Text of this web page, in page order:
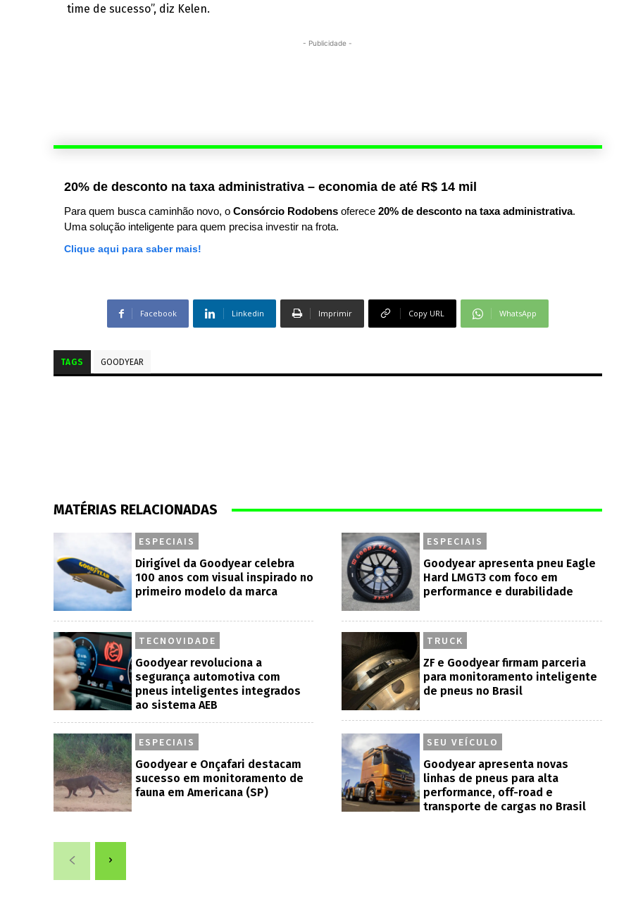
time de sucesso”, diz Kelen.
- Publicidade -
20% de desconto na taxa administrativa – economia de até R$ 14 mil
Para quem busca caminhão novo, o Consórcio Rodobens oferece 20% de desconto na taxa administrativa.
Uma solução inteligente para quem precisa investir na frota.
Clique aqui para saber mais!
Facebook Linkedin Imprimir Copy URL WhatsApp
TAGS GOODYEAR
MATÉRIAS RELACIONADAS
ESPECIAIS
Dirigível da Goodyear celebra
100 anos com visual inspirado no
primeiro modelo da marca
ESPECIAIS
Goodyear apresenta pneu Eagle
Hard LMGT3 com foco em
performance e durabilidade
TECNOVIDADE
Goodyear revoluciona a
segurança automotiva com
pneus inteligentes integrados
ao sistema AEB
TRUCK
ZF e Goodyear firmam parceria
para monitoramento inteligente
de pneus no Brasil
ESPECIAIS
Goodyear e Onçafari destacam
sucesso em monitoramento de
fauna em Americana (SP)
SEU VEÍCULO
Goodyear apresenta novas
linhas de pneus para alta
performance, off-road e
transporte de cargas no Brasil